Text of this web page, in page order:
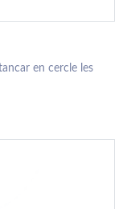
en cercle les